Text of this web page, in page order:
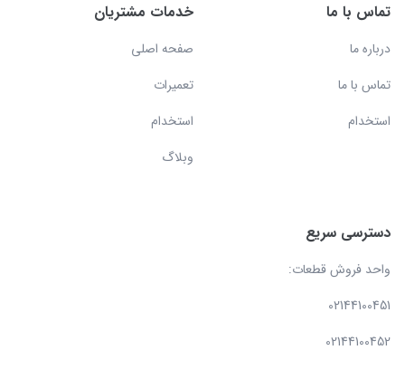
تماس با ما
درباره ما
تماس با ما
استخدام
خدمات مشتریان
صفحه اصلی
تعمیرات
استخدام
وبلاگ
دسترسی سریع
واحد فروش قطعات:
02144100451
02144100452